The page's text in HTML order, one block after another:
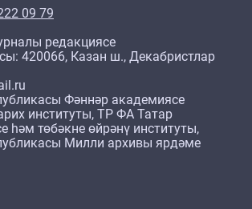
09 79
редакциясе
420066, Казан ш., Декабристлар
Фәннәр академиясе
институты, ТР ФА Татар
һәм төбәкне өйрәнү институты,
Милли архивы ярдәме